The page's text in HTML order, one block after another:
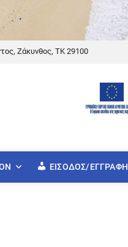
Ζάκυνθος, ΤΚ 29100
ΕΊΣΟΔΟΣ/ΕΓΓΡΑΦΉ